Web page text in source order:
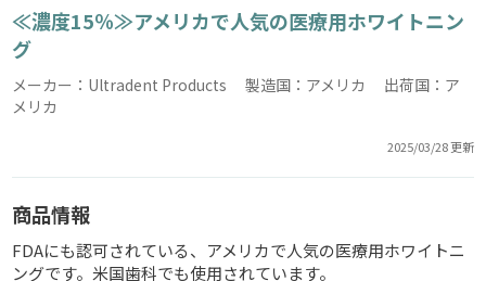
≪濃度15％≫アメリカで人気の医療用ホワイトニン
グ
メーカー：Ultradent Products 製造国：アメリカ 出荷国：ア
メリカ
2025/03/28 更新
商品情報
FDAにも認可されている、アメリカで人気の医療用ホワイトニ
ングです。米国歯科でも使用されています。